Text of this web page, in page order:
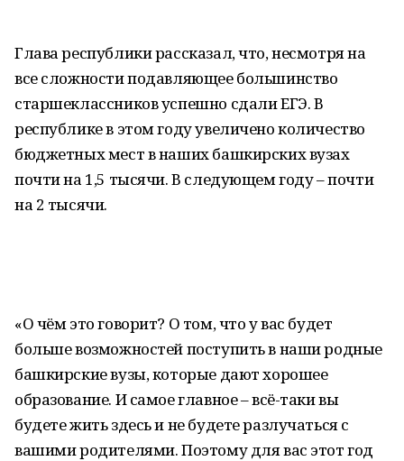
Глава республики рассказал, что, несмотря на
все сложности подавляющее большинство
старшеклассников успешно сдали ЕГЭ. В
республике в этом году увеличено количество
бюджетных мест в наших башкирских вузах
почти на 1,5 тысячи. В следующем году – почти
на 2 тысячи.
«О чём это говорит? О том, что у вас будет
больше возможностей поступить в наши родные
башкирские вузы, которые дают хорошее
образование. И самое главное – всё-таки вы
будете жить здесь и не будете разлучаться с
вашими родителями. Поэтому для вас этот год